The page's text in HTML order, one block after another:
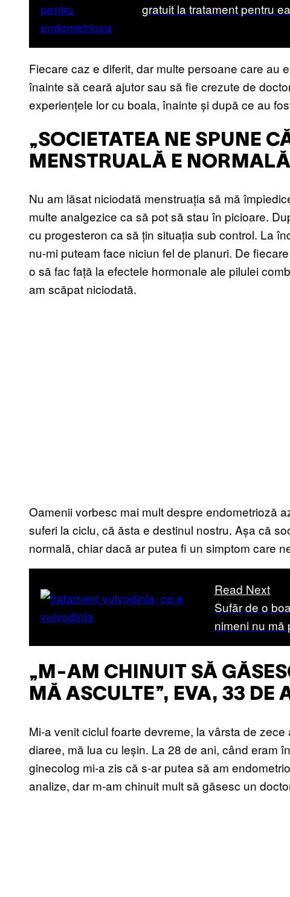
gratuit la tratament pentru ea
Fiecare caz e diferit, dar multe persoane care au
înainte să ceară ajutor sau să fie crezute de
experiențele lor cu boala, înainte și după ce au
„SOCIETATEA NE SPUNE
MENSTRUALĂ E
Nu am lăsat niciodată menstruația să mă
multe analgezice ca să pot să stau în picioare.
cu progesteron ca să țin situația sub control. La
nu-mi puteam face niciun fel de planuri. De
o să fac față la efectele hormonale ale pilulei
am scăpat niciodată.
Oamenii vorbesc mai mult despre endometrioză
suferi la ciclu, că ăsta e destinul nostru. Așa că
normală, chiar dacă ar putea fi un simptom care
Read Next
Sufăr de o
nimeni nu mă
„M-AM CHINUIT SĂ
MĂ ASCULTE”, EVA, 33 DE
Mi-a venit ciclul foarte devreme, la vârsta de
diaree, mă lua cu leșin. La 28 de ani, când eram
ginecolog mi-a zis că s-ar putea să am
analize, dar m-am chinuit mult să găsesc un